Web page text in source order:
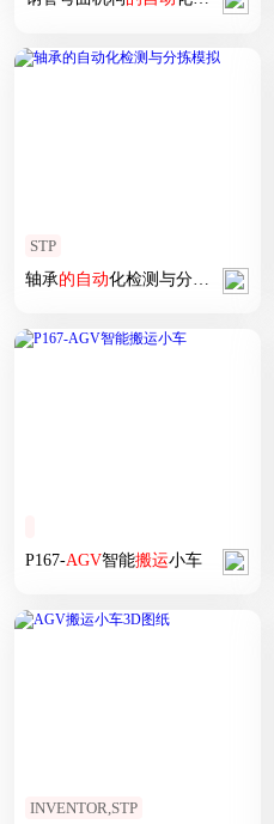
STP
轴承的自动化检测与分拣 模拟
P167-AGV智能搬运小车
INVENTOR,STP